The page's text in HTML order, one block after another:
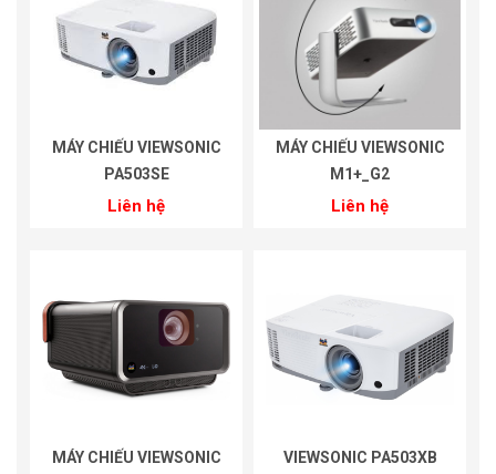
MÁY CHIẾU VIEWSONIC
PA503SE
Liên hệ
MÁY CHIẾU VIEWSONIC
M1+_G2
Liên hệ
MÁY CHIẾU VIEWSONIC
VIEWSONIC PA503XB